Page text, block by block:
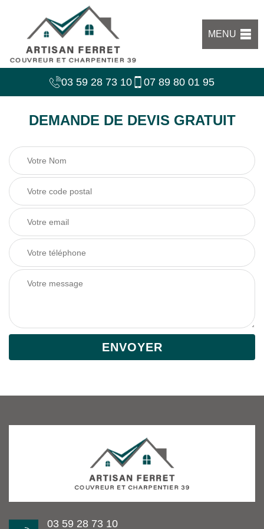
MENU
03 59 28 73 10 07 89 80 01 95
DEMANDE DE DEVIS GRATUIT
03 59 28 73 10